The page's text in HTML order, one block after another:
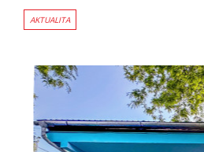
AKTUALITA